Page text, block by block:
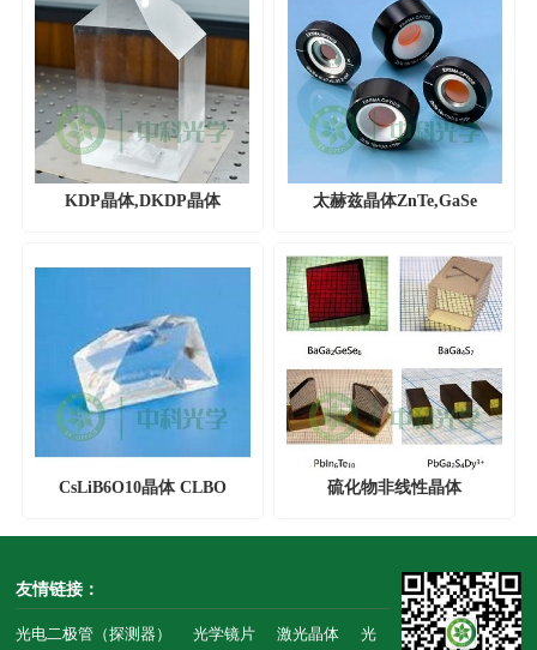
KDP晶体,DKDP晶体 太赫兹晶体ZnTe,GaSe
CsLiB6O10晶体 CLBO 硫化物非线性晶体
友情链接：
光电二极管（探测器） 光学镜片 激光晶体 光